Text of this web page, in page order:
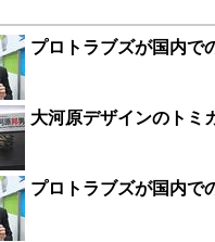
プロトラブズが国内で
大河原デザインのトミ
プロトラブズが国内で